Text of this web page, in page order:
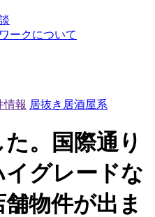
ークについて
情報 居抜き 居酒屋系
。国際通り
グレードな
物件が出ま